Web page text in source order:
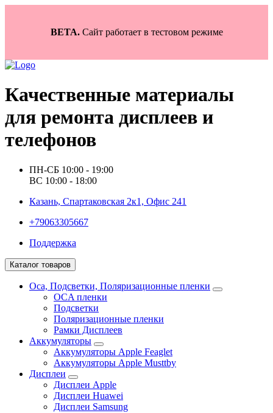
BETA.Сайт работает в тестовом режиме
Качественные материалы
для ремонта дисплеев и
телефонов
ПН-СБ 10:00 - 19:00
ВС 10:00 - 18:00
Казань, Спартаковская 2к1, Офис 241
+79063305667
Поддержка
Каталог товаров
Oca, Подсветки, Поляризационные пленки
OCA пленки
Подсветки
Поляризационные пленки
Рамки Дисплеев
Аккумуляторы
Аккумуляторы Apple Feaglet
Аккумуляторы Apple Musttby
Дисплеи
Дисплеи Apple
Дисплеи Huawei
Дисплеи Samsung